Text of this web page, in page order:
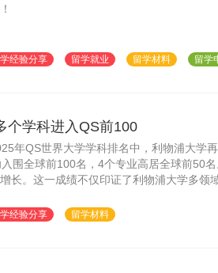
经验分享 留学就业 留学材料 留学
个学科进入QS前100
年QS世界大学学科排名中，利物浦大学
围全球前100名，4个专业高居全球前50
长。这一成绩不仅印证了利物浦大学多领
经验分享 留学材料